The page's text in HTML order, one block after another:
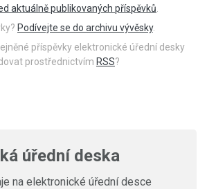
aktuálně publikovaných příspěvků
Podívejte se do archivu vývěsky.
příspěvky elektronické úřední desky
prostřednictvím RSS?
úřední deska
na elektronické úřední desce